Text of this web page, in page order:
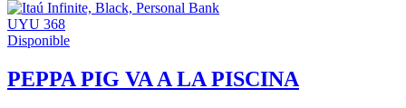
UYU 368
Disponible
PEPPA PIG VA A LA PISCINA